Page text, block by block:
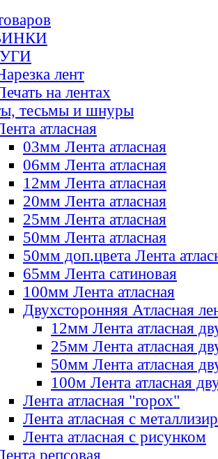
лент
на лентах
тесьмы и шнуры
атласная
03мм Лента атласная
06мм Лента атласная
12мм Лента атласная
20мм Лента атласная
25мм Лента атласная
50мм Лента атласная
50мм доп.цвета Лента
65мм Лента сатиновая
100мм Лента атласная
Двухсторонняя Атласная
12мм Лента атласная
25мм Лента атласная
50мм Лента атласная
100м Лента атласная
Лента атласная "горох"
Лента атласная с
Лента атласная с рисунком
репсовая